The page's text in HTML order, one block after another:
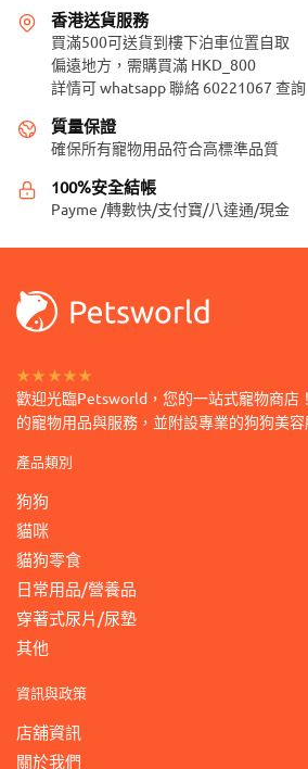
多
種
可
在
品
面
擇
選
香港送貨服務
買滿500可送貨到樓下泊車位置自取
偏遠地方，需購買滿 HKD_800
詳情可 whatsapp 聯絡 60221067 查詢
質量保證
確保所有寵物用品符合高標準品質
100%安全結帳
Payme /轉數快/支付寶/八達通/現金
★★★★★
歡迎光臨Petsworld，您的一站式寵物商店
的寵物用品與服務，並附設專業的狗狗美容
產品類別
狗狗
貓咪
貓狗零食
日常用品/營養品
穿著式尿片/尿墊
其他
資訊與政策
店舖資訊
關於我們